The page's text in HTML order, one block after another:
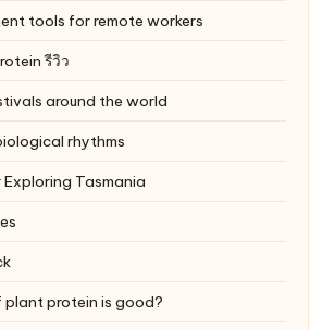
tools for remote workers
รีวิว
around the world
rhythms
Tasmania
protein is good?